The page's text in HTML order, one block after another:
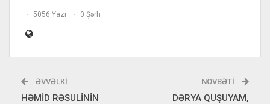
5056 Yazı 0 Şərh
ƏVVƏLKI
HƏMİD RƏSULİNİN
NÖVBƏTI
DƏRYA QUŞUYAM,